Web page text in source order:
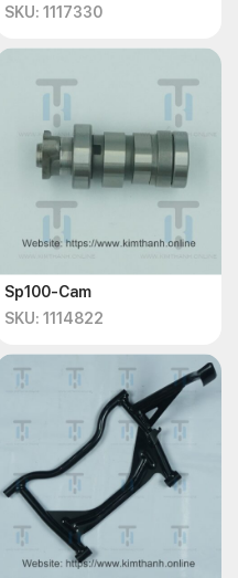
SKU: 1117330
Sp100-Cam
SKU: 1114822